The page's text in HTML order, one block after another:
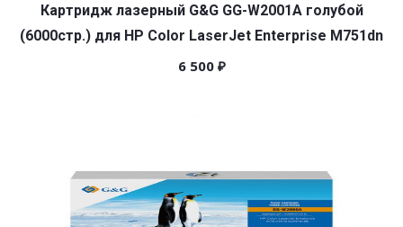
Картридж лазерный G&G GG-W2001A голубой
(6000стр.) для HP Color LaserJet Enterprise M751dn
6 500 ₽